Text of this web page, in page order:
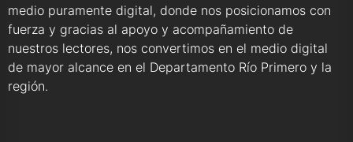
medio puramente digital, donde nos posicionamos con
fuerza y gracias al apoyo y acompañamiento de
nuestros lectores, nos convertimos en el medio digital
de mayor alcance en el Departamento Río Primero y la
región.